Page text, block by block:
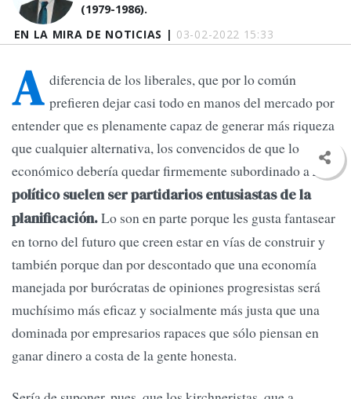
EN LA MIRA DE NOTICIAS | 03-02-2022 15:33
(1979-1986).
A diferencia de los liberales, que por lo común
prefieren dejar casi todo en manos del mercado por
entender que es plenamente capaz de generar más riqueza
que cualquier alternativa, los convencidos de que lo
económico debería quedar firmemente subordinado alo
político suelen ser partidarios entusiastas de la
planificación.Lo son en parte porque les gusta fantasear
en torno del futuro que creen estar en vías de construir y
también porque dan por descontado que una economía
manejada por burócratas de opiniones progresistas será
muchísimo más eficaz y socialmente más justa que una
dominada por empresarios rapaces que sólo piensan en
ganar dinero a costa de la gente honesta.